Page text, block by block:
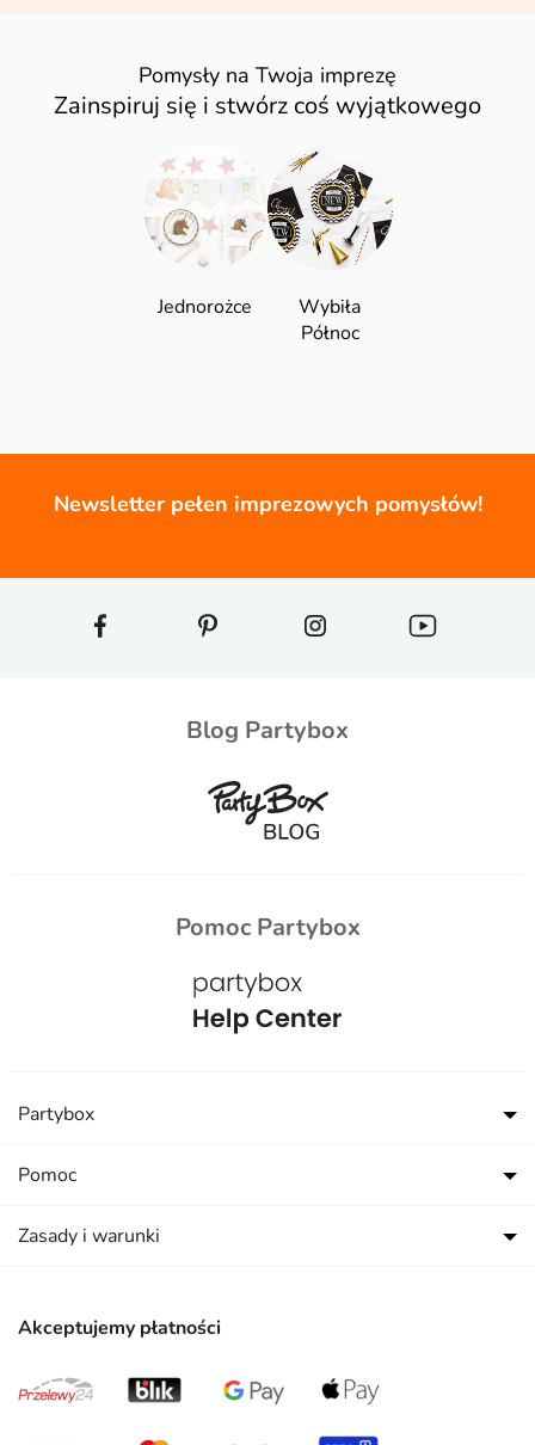
Pomysły na Twoja imprezę
Zainspiruj się i stwórz coś wyjątkowego
Jednorożce
Wybiła
Północ
Newsletter pełen imprezowych pomysłów!
Blog Partybox
Pomoc Partybox
Akceptujemy płatności
Partybox
Pomoc
Zasady i warunki